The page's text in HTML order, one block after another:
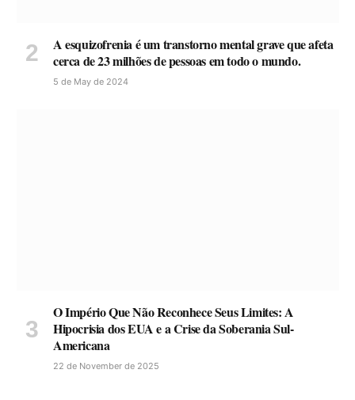
A esquizofrenia é um transtorno mental grave que afeta
cerca de 23 milhões de pessoas em todo o mundo.
5 de May de 2024
O Império Que Não Reconhece Seus Limites: A
Hipocrisia dos EUA e a Crise da Soberania Sul-
Americana
22 de November de 2025